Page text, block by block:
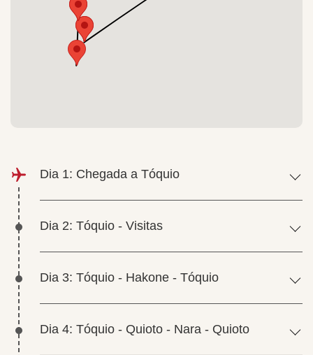
Dia 1: Chegada a Tóquio
Dia 2: Tóquio - Visitas
Dia 3: Tóquio - Hakone - Tóquio
Dia 4: Tóquio - Quioto - Nara - Quioto